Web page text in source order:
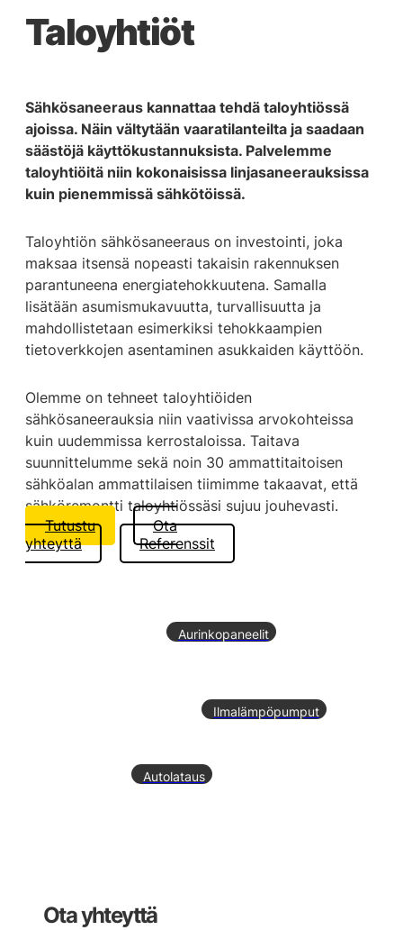
Taloyhtiöt
Sähkösaneeraus kannattaa tehdä taloyhtiössä
ajoissa. Näin vältytään vaaratilanteilta ja saadaan
säästöjä käyttökustannuksista. Palvelemme
taloyhtiöitä niin kokonaisissa linjasaneerauksissa
kuin pienemmissä sähkötöissä.
Taloyhtiön sähkösaneeraus on investointi, joka
maksaa itsensä nopeasti takaisin rakennuksen
parantuneena energiatehokkuutena. Samalla
lisätään asumismukavuutta, turvallisuutta ja
mahdollistetaan esimerkiksi tehokkaampien
tietoverkkojen asentaminen asukkaiden käyttöön.
Olemme on tehneet taloyhtiöiden
sähkösaneerauksia niin vaativissa arvokohteissa
kuin uudemmissa kerrostaloissa. Taitava
suunnittelumme sekä noin 30 ammattitaitoisen
sähköalan ammattilaisen tiimimme takaavat, että
sähköremontti taloyhtiössäsi sujuu jouhevasti.
Tutustu
Ota
yhteyttä
Referenssit
Aurinkopaneelit
Ilmalämpöpumput
Autolataus
Ota yhteyttä